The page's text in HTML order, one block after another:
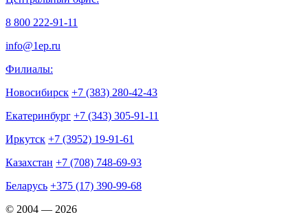
8 800 222-91-11
info@1ep.ru
Филиалы:
Новосибирск +7 (383) 280-42-43
Екатеринбург +7 (343) 305-91-11
Иркутск +7 (3952) 19-91-61
Казахстан +7 (708) 748-69-93
Беларусь +375 (17) 390-99-68
© 2004 — 2026